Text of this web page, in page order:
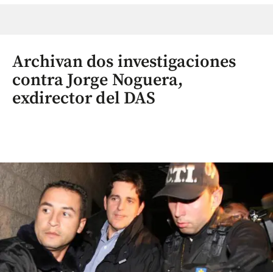
Archivan dos investigaciones
contra Jorge Noguera,
exdirector del DAS